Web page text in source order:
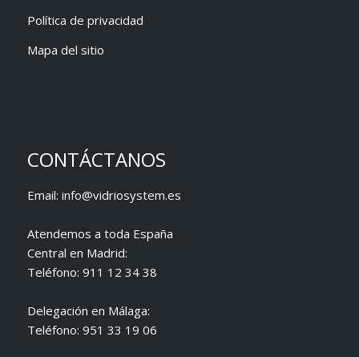
Política de privacidad
Mapa del sitio
CONTÁCTANOS
Email: info@vidriosystem.es
Atendemos a toda España
Central en Madrid:
Teléfono: 911 12 34 38
Delegación en Málaga:
Teléfono: 951 33 19 06